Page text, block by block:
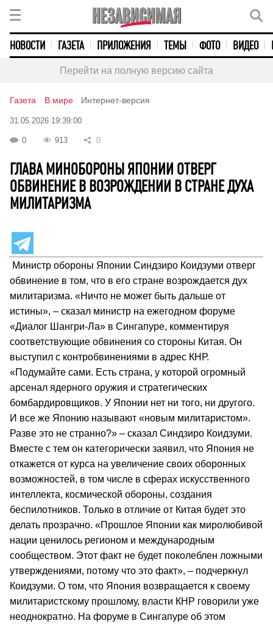
НОВОСТИ ГАЗЕТА ПРИЛОЖЕНИЯ ТЕМЫ ФОТО ВИДЕО
Перейти на полную версию сайта
Газета В мире Интернет-версия
31.05.2026 19:39:00
0 913 0
ГЛАВА МИНОБОРОНЫ ЯПОНИИ ОТВЕРГ
ОБВИНЕНИЕ В ВОЗРОЖДЕНИИ В СТРАНЕ ДУХА
МИЛИТАРИЗМА
Министр обороны Японии Синдзиро Коидзуми отверг
обвинение в том, что в его стране возрождается дух
милитаризма. «Ничто не может быть дальше от
истины», – сказал министр на ежегодном форуме
«Диалог Шангри-Ла» в Сингапуре, комментируя
соответствующие обвинения со стороны Китая. Он
выступил с контробвинениями в адрес КНР.
«Подумайте сами. Есть страна, у которой огромный
арсенал ядерного оружия и стратегических
бомбардировщиков. У Японии нет ни того, ни другого.
И все же Японию называют «новым милитаристом».
Разве это не странно?» – сказал Синдзиро Коидзуми.
Вместе с тем он категорически заявил, что Япония не
откажется от курса на увеличение своих оборонных
возможностей, в том числе в сферах искусственного
интеллекта, космической обороны, создания
беспилотников. Только в отличие от Китая будет это
делать прозрачно. «Прошлое Японии как миролюбивой
нации ценилось регионом и международным
сообществом. Этот факт не будет поколеблен ложными
утверждениями, потому что это факт», – подчеркнул
Коидзуми. О том, что Япония возвращается к своему
милитаристскому прошлому, власти КНР говорили уже
неоднократно. На форуме в Сингапуре об этом